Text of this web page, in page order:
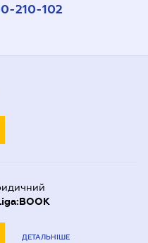
210-102
ДЕТАЛЬНІШЕ